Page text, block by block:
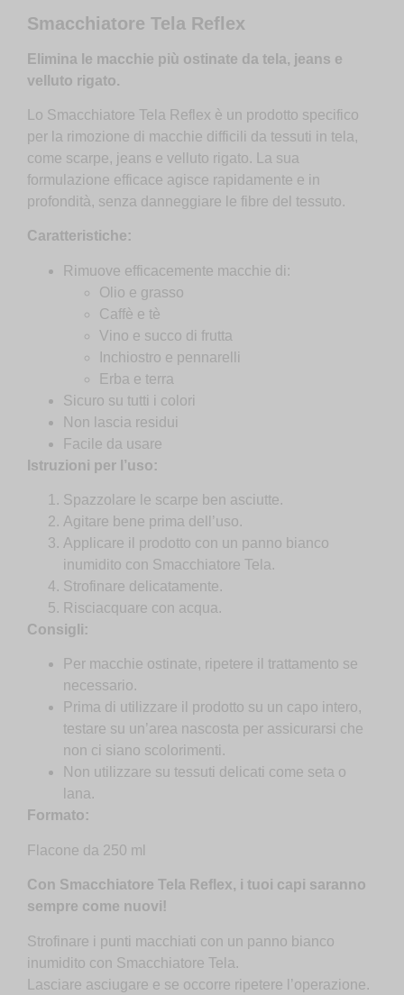
Smacchiatore Tela Reflex
Elimina le macchie più ostinate da tela, jeans e
velluto rigato.
Lo Smacchiatore Tela Reflex è un prodotto specifico
per la rimozione di macchie difficili da tessuti in tela,
come scarpe, jeans e velluto rigato. La sua
formulazione efficace agisce rapidamente e in
profondità, senza danneggiare le fibre del tessuto.
Caratteristiche:
Rimuove efficacemente macchie di:
Olio e grasso
Caffè e tè
Vino e succo di frutta
Inchiostro e pennarelli
Erba e terra
Sicuro su tutti i colori
Non lascia residui
Facile da usare
Istruzioni per l’uso:
Spazzolare le scarpe ben asciutte.
Agitare bene prima dell’uso.
Applicare il prodotto con un panno bianco
inumidito con Smacchiatore Tela.
Strofinare delicatamente.
Risciacquare con acqua.
Consigli:
Per macchie ostinate, ripetere il trattamento se
necessario.
Prima di utilizzare il prodotto su un capo intero,
testare su un’area nascosta per assicurarsi che
non ci siano scolorimenti.
Non utilizzare su tessuti delicati come seta o
lana.
Formato:
Flacone da 250 ml
Con Smacchiatore Tela Reflex, i tuoi capi saranno
sempre come nuovi!
Strofinare i punti macchiati con un panno bianco
inumidito con Smacchiatore Tela.
Lasciare asciugare e se occorre ripetere l’operazione.